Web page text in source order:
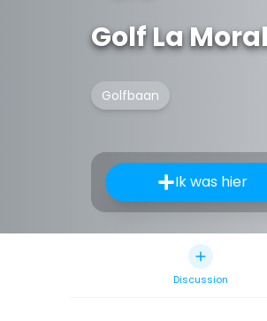
Golf La
Golfbaan
Ik was hier
Discussion